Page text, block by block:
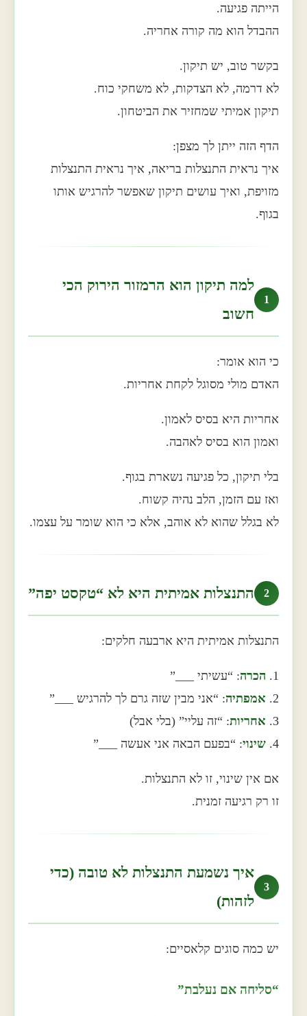
הייתה פגיעה.
ההבדל הוא מה קורה אחריה.
בקשר טוב, יש תיקון.
לא דרמה, לא הצדקות, לא משחקי כוח.
תיקון אמיתי שמחזיר את הביטחון.
הדף הזה ייתן לך מצפן:
איך נראית התנצלות בריאה, איך נראית התנצלות
מזויפת, ואיך עושים תיקון שאפשר להרגיש אותו
בגוף.
1
למה תיקון הוא הרמזור הירוק הכי
חשוב
כי הוא אומר:
האדם מולי מסוגל לקחת אחריות.
אחריות היא בסיס לאמון.
ואמון הוא בסיס לאהבה.
בלי תיקון, כל פגיעה נשארת בגוף.
ואז עם הזמן, הלב נהיה קשוח.
לא בגלל שהוא לא אוהב, אלא כי הוא שומר על עצמו.
2 התנצלות אמיתית היא לא “טקסט יפה”
התנצלות אמיתית היא ארבעה חלקים:
1. הכרה: “עשיתי ___”
2. אמפתיה: “אני מבין שזה גרם לך להרגיש ___”
3. אחריות: “זה עליי” (בלי אבל)
4. שינוי: “בפעם הבאה אני אעשה ___”
אם אין שינוי, זו לא התנצלות.
זו רק רגיעה זמנית.
3
איך נשמעת התנצלות לא טובה (כדי
לזהות)
יש כמה סוגים קלאסיים:
“סליחה אם נעלבת”